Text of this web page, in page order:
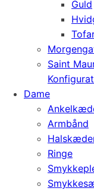
Guld
Saint
Dame
Armbånd
Ringe